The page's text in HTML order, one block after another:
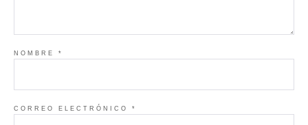
NOMBRE *
CORREO ELECTRÓNICO *